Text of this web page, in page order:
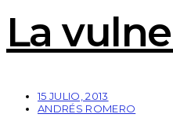
La
15 JULIO, 2013
ANDRÉS ROMERO